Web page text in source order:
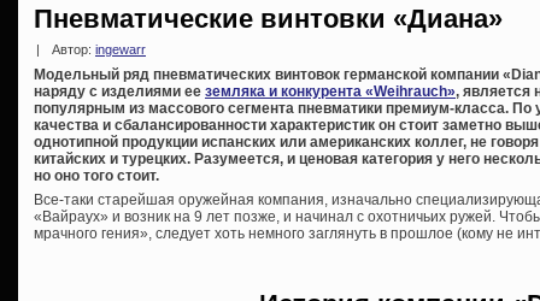
Пневматические винтовки «Диана»
Автор: ingewarr
Модельный ряд пневматических винтовок германской компании
наряду с изделиями ее земляка и конкурента «Weihrauch», является
популярным из массового сегмента пневматики премиум-класса. По
качества и сбалансированности характеристик он стоит заметно
однотипной продукции испанских или американских коллег, не
китайских и турецких. Разумеется, и ценовая категория у него
но оно того стоит.
Все-таки старейшая оружейная компания, изначально
«Вайраух» и возник на 9 лет позже, и начинал с охотничьих ружей.
мрачного гения», следует хоть немного заглянуть в прошлое (кому не